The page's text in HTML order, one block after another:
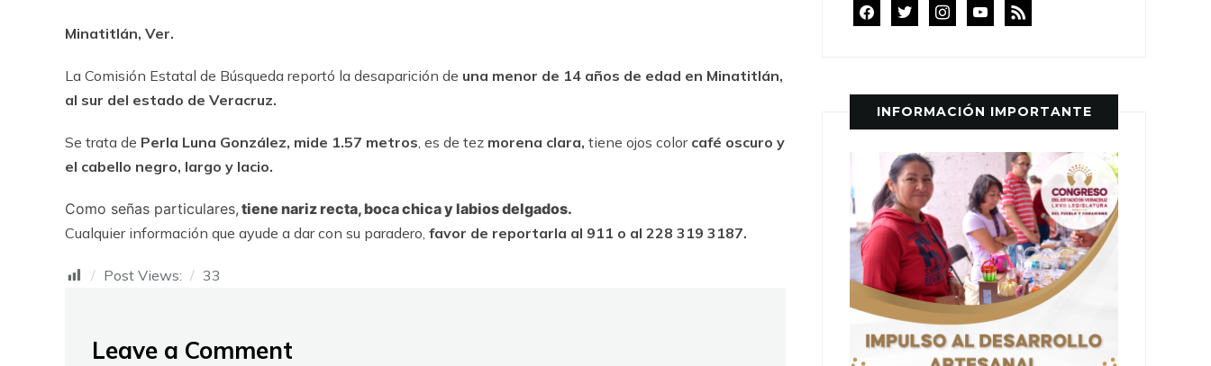
Minatitlán, Ver.
La Comisión Estatal de Búsqueda reportó la desaparición de una menor de 14 años de edad en Minatitlán,
al sur del estado de Veracruz.
Se trata de Perla Luna González, mide 1.57 metros, es de tez morena clara, tiene ojos colorcafé oscuro y
el cabello negro, largo y lacio.
Como señas particulares, tiene nariz recta, boca chica y labios delgados.
Cualquier información que ayude a dar con su paradero, favor de reportarla al 911 o al 228 319 3187.
Post Views: 33
Leave a Comment
facebooktwitterinstagramyoutube
rss
INFORMACIÓN IMPORTANTE